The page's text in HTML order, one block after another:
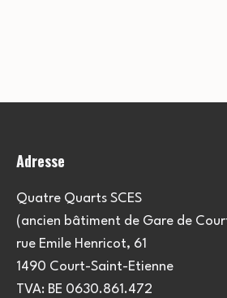
Adresse
Quatre Quarts SCES
(ancien bâtiment de Gare de
rue Emile Henricot, 61
1490 Court-Saint-Etienne
TVA: BE 0630.861.472